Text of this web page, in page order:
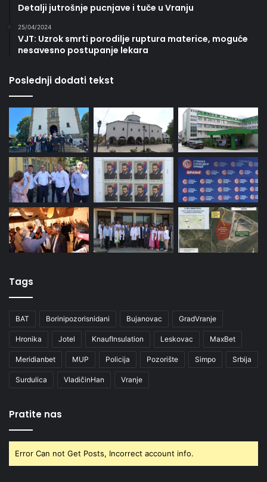
Detalji jutrošnje pucnjave i tuče u Vranju
25/04/2024
VJT: Uzrok smrti porodilje ruptura materice, moguće
nesavesno postupanje lekara
Poslednji dodati tekst
Tags
BAT Borinipozorisnidani Bujanovac GradVranje
Hronika Jotel KnaufInsulation Leskovac MaxBet
Meridianbet MUP Policija Pozorište Simpo Srbija
Surdulica VladičinHan Vranje
Pratite nas
Error Can not Get Posts, Incorrect account info.